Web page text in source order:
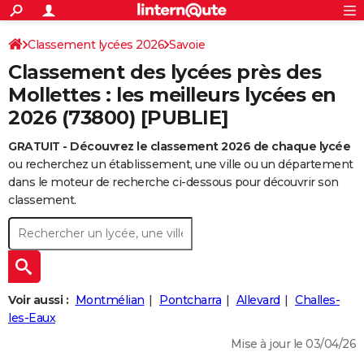
ACTUALITÉS
Politique
Société
Faits Divers
Education
Monde
Villes
+
SPORT
Coupe du monde 2026
Football
Tennis
Cyclisme
Rugby
Forum
CULTURE
Programme TV
TNT
Streaming
Cinéma
Sorties cinéma
Musique
+
FINANCE
Retraite
Impôts
Epargne
Immobilier
Risques naturels par ville
Banque
Assurance
Crédit
AUTO
Essais
Réserver un essai
Citadines
Berlines
SUV
Forum auto
+
HIGH-TECH
BRICOLAGE
Forum
Aménagement intérieur
Extérieur
Cuisine
Salle de bains
Jardinage
Rangement
+WEEK-END
Guides de France
Escapades
Patrimoine
Expositions
Musées
Week-end nature
+
LIFESTYLE
Art de vivre
Bien-être
Loisirs
Mode
Modes de vie
+SANTE
S'inscrire
Connexion
Classement lycées 2026 Savoie
Classement des lycées près des
Mollettes : les meilleurs lycées en
2026 (73800) [PUBLIE]
GRATUIT - Découvrez le classement 2026 de chaque lycée
ou recherchez un établissement, une ville ou un département
dans le moteur de recherche ci-dessous pour découvrir son
classement.
Voir aussi : Montmélian Pontcharra Allevard
Challes-
les-Eaux
Mise à jour le 03/04/26